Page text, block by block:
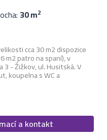
30 m2
cca 30 m2 dispozice
m2 patro na spaní), v
- Žižkov, ul. Husitská. V
koupelna s WC a
a kontakt